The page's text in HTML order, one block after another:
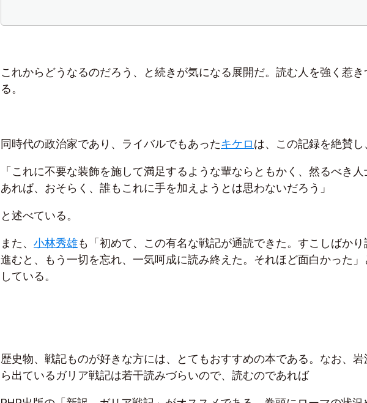
これからどうなるのだろう、と続きが気になる展開だ。読む人を強く惹き
る。
同時代の政治家であり、ライバルでもあったキケロは、この記録を絶賛し
「これに不要な装飾を施して満足するような輩ならともかく、然るべき人
あれば、おそらく、誰もこれに手を加えようとは思わないだろう」
と述べている。
また、 小林秀雄も「初めて、この有名な戦記が通読できた。すこしばかり
進むと、もう一切を忘れ、一気呵成に読み終えた。それほど面白かった」
している。
歴史物、戦記ものが好きな方には、とてもおすすめの本である。なお、岩
ら出ているガリア戦記は若干読みづらいので、読むのであれば